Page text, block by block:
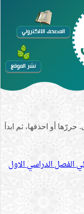
المصحف الالكتروني
نشر الموقع
أو احذفها، ثم ابدأ
الفصل الدراسي الاول